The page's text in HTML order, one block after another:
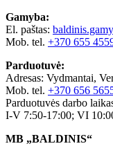
Gamyba:
El. paštas:
Mob. tel. +370 655
Parduotuvė:
Adresas: Vydmantai,
Mob. tel. +370 656
Parduotuvės darbo
I-V 7:50-17:00; VI
MB „BALDINIS“